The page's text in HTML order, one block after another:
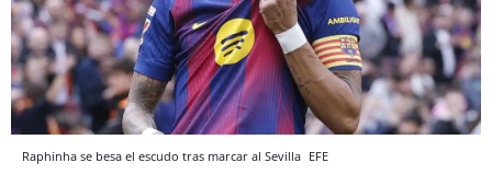
Raphinha se besa el escudo tras marcar al Sevilla EFE